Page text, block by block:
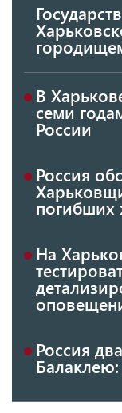
В
семи
России
Россия
погибших
На
Россия